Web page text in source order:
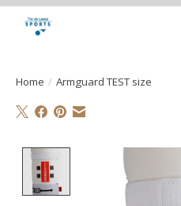
Home / Armguard TEST size